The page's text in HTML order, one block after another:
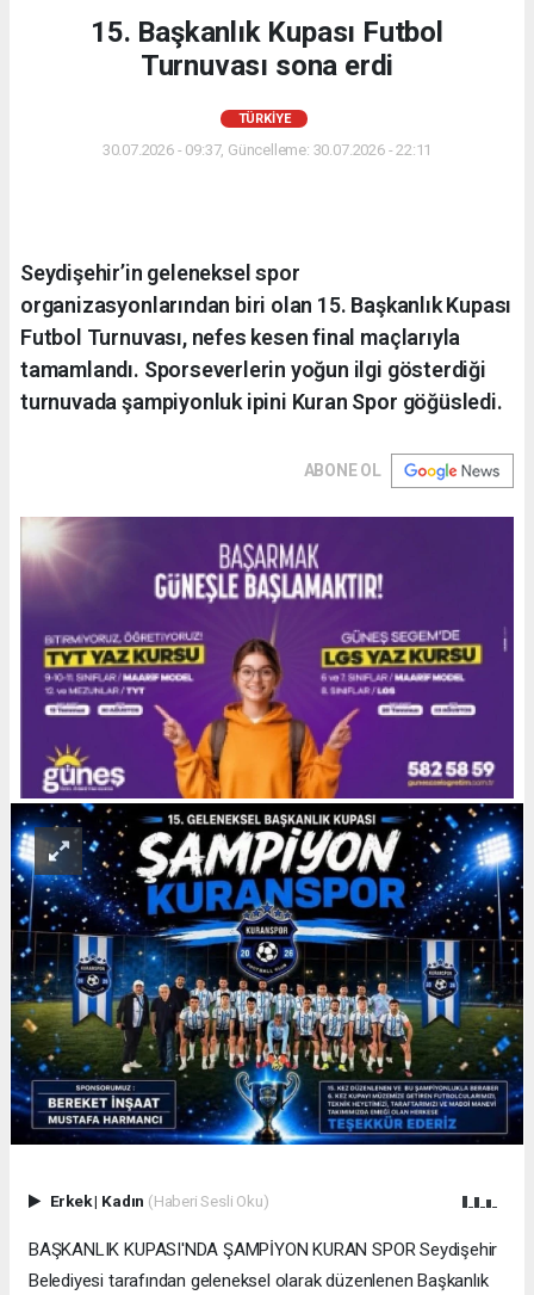
15. Başkanlık Kupası Futbol
Turnuvası sona erdi
TÜRKIYE
30.07.2026 - 09:37, Güncelleme: 30.07.2026 - 22:11
Seydişehir’in geleneksel spor
organizasyonlarından biri olan 15. Başkanlık Kupası
Futbol Turnuvası, nefes kesen final maçlarıyla
tamamlandı. Sporseverlerin yoğun ilgi gösterdiği
turnuvada şampiyonluk ipini Kuran Spor göğüsledi.
ABONE OL
Erkek| Kadın (Haberi Sesli Oku)
BAŞKANLIK KUPASI'NDA ŞAMPİYON KURAN SPOR Seydişehir
Belediyesi tarafından geleneksel olarak düzenlenen Başkanlık